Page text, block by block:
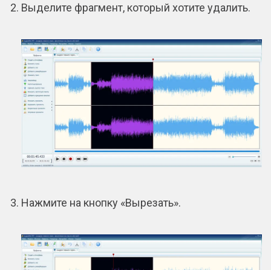
Выделите фрагмент, который хотите удалить.
Нажмите на кнопку «Вырезать».